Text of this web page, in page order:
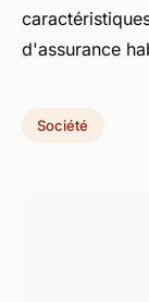
d'assurance
Société